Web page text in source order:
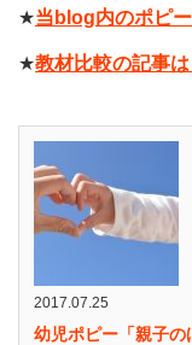
★当blog内のポピ
★教材比較の記事
2017.07.25
幼児ポピー「親子